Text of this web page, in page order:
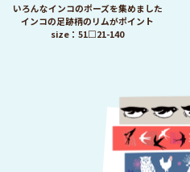
いろんなインコのポーズを集めました
インコの足跡柄のリムがポイント
size：51□21-140